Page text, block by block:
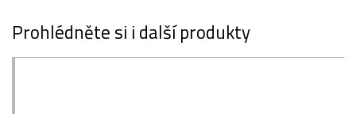
Prohlédněte si i další produkty